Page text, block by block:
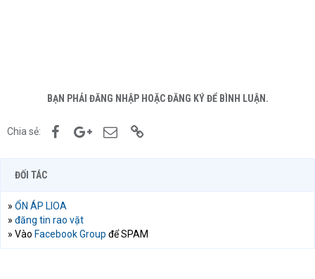
BẠN PHẢI ĐĂNG NHẬP HOẶC ĐĂNG KÝ ĐỂ BÌNH LUẬN.
Chia sẻ: FacebookGoogle+Email
ĐỐI TÁC
» ỔN ÁP LIOA
» đăng tin rao vặt
» Vào Facebook Group để SPAM